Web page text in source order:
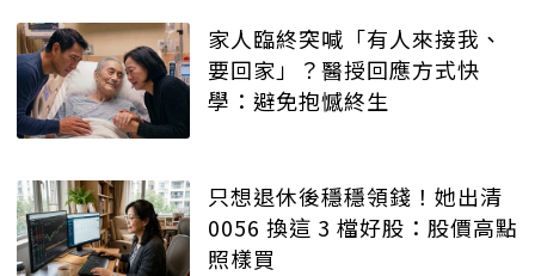
家人臨終突喊「有人來接我、
要回家」？醫授回應方式快
學：避免抱憾終生
只想退休後穩穩領錢！她出清
0056 換這 3 檔好股：股價高點
照樣買